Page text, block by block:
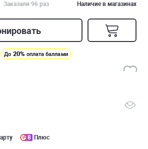
Заказали 96 раз Наличие в магазинах
До 20% оплата баллами
8 Плюс